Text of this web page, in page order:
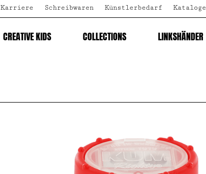
Karriere Schreibwaren Künstlerbedarf Kataloge
CREATIVE KIDS COLLECTIONS LINKSHÄNDER